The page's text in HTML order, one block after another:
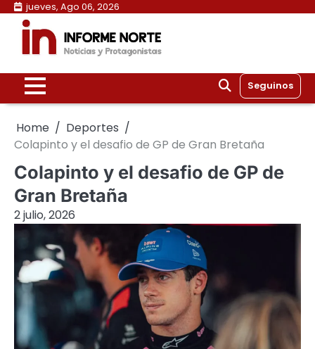
Skip
content
jueves, Ago 06, 2026
Seguinos
Home
Deportes
Colapinto y el desafio de GP de Gran Bretaña
Colapinto y el desafio de GP de
Gran Bretaña
2 julio, 2026